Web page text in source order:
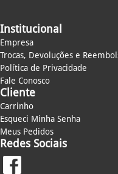
Institucional
Empresa
Trocas, Devoluções e
Política de Privacidade
Fale Conosco
Cliente
Carrinho
Esqueci Minha Senha
Meus Pedidos
Redes Sociais